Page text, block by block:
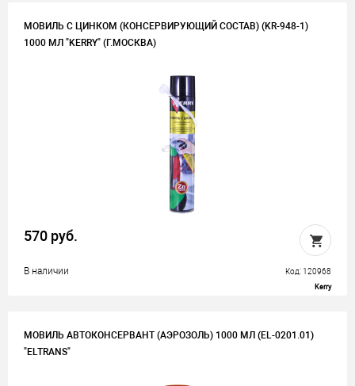
МОВИЛЬ С ЦИНКОМ (КОНСЕРВИРУЮЩИЙ СОСТАВ) (KR-948-1)
1000 МЛ "KERRY" (Г.МОСКВА)
570 руб.
В наличии Код: 120968
Kerry
МОВИЛЬ АВТОКОНСЕРВАНТ (АЭРОЗОЛЬ) 1000 МЛ (EL-0201.01)
"ELTRANS"